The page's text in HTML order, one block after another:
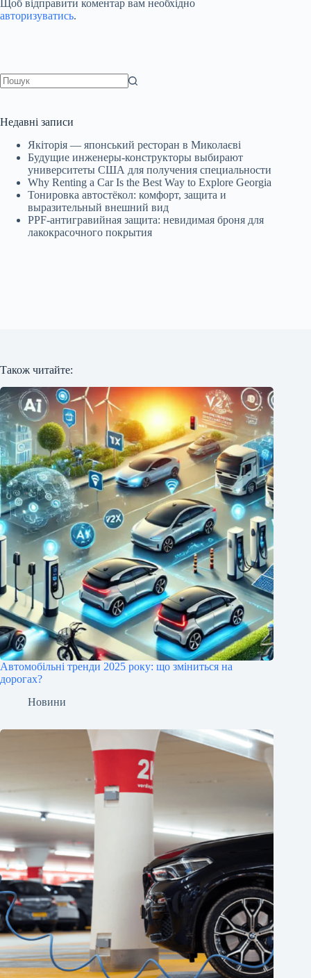
Щоб відправити коментар вам необхідно
авторизуватись.
Недавні записи
Якіторія — японський ресторан в Миколаєві
Будущие инженеры‑конструкторы выбирают
университеты США для получения специальности
Why Renting a Car Is the Best Way to Explore Georgia
Тонировка автостёкол: комфорт, защита и
выразительный внешний вид
PPF-антигравийная защита: невидимая броня для
лакокрасочного покрытия
Також читайте:
Автомобільні тренди 2025 року: що зміниться на
дорогах?
Новини